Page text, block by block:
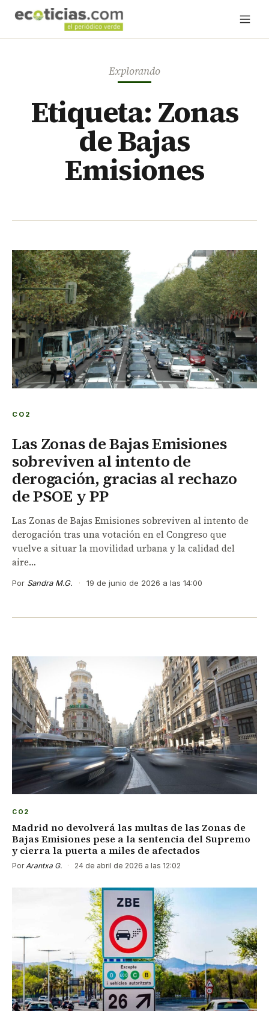
Explorando
Etiqueta: Zonas
de Bajas
Emisiones
CO2
Las Zonas de Bajas Emisiones
sobreviven al intento de
derogación, gracias al rechazo
de PSOE y PP
Las Zonas de Bajas Emisiones sobreviven al intento de
derogación tras una votación en el Congreso que
vuelve a situar la movilidad urbana y la calidad del
aire…
Por Sandra M.G. · 19 de junio de 2026 a las 14:00
CO2
Madrid no devolverá las multas de las Zonas de
Bajas Emisiones pese a la sentencia del Supremo
y cierra la puerta a miles de afectados
PorArantxa G. · 24 de abril de 2026 a las 12:02